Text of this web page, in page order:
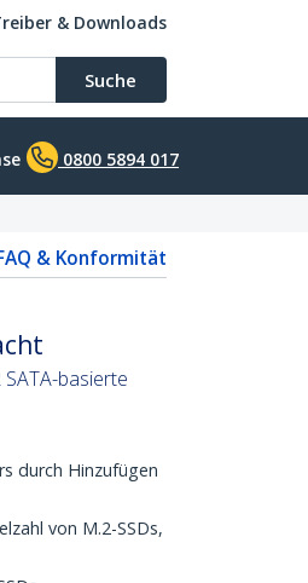
& Downloads
Suche
0800 5894 017
& Konformität
basierte
durch Hinzufügen
von M.2-SSDs,